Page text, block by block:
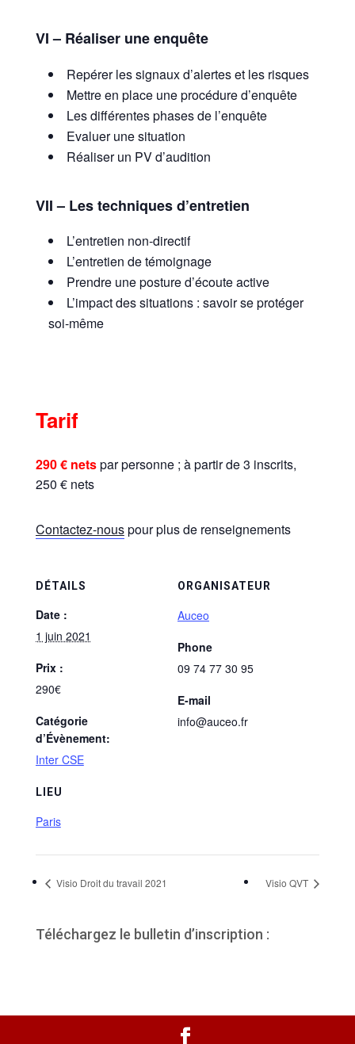
VI – Réaliser une enquête
Repérer les signaux d’alertes et les risques
Mettre en place une procédure d’enquête
Les différentes phases de l’enquête
Evaluer une situation
Réaliser un PV d’audition
VII – Les techniques d’entretien
L’entretien non-directif
L’entretien de témoignage
Prendre une posture d’écoute active
L’impact des situations : savoir se protéger
soi-même
Tarif
290 € netspar personne ; à partir de 3 inscrits,
250 € nets
Contactez-nouspour plus de renseignements
DÉTAILS
Date :
1 juin 2021
Prix :
290€
Catégorie
d’Évènement:
Inter CSE
LIEU
Paris
ORGANISATEUR
Auceo
Phone
09 74 77 30 95
E-mail
info@auceo.fr
Visio Droit du travail 2021 Visio QVT
Téléchargez le bulletin d’inscription :